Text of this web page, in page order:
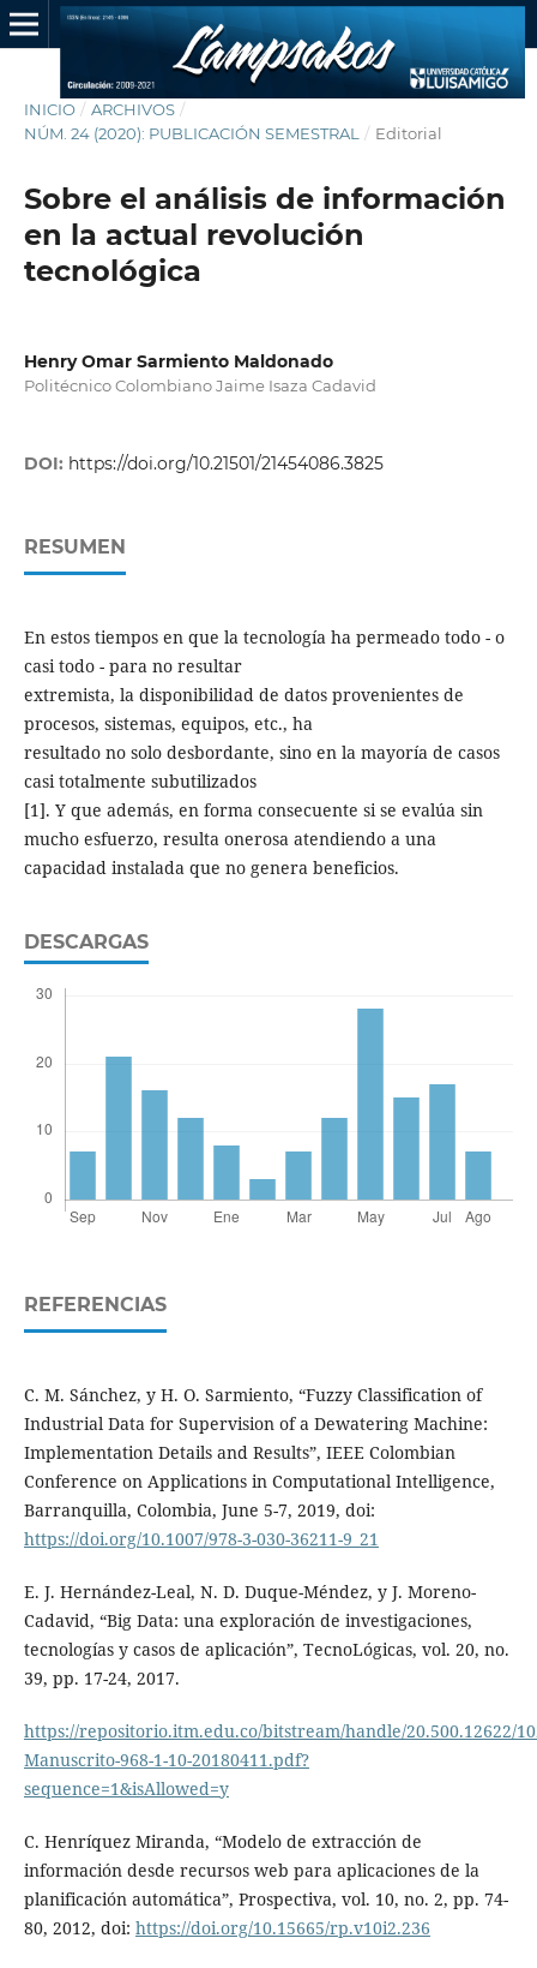
INICIO / ARCHIVOS /
NÚM. 24 (2020): PUBLICACIÓN SEMESTRAL
/ Editorial
Sobre el análisis de información
en la actual revolución
tecnológica
Henry Omar Sarmiento Maldonado
Politécnico Colombiano Jaime Isaza Cadavid
DOI: https://doi.org/10.21501/21454086.3825
RESUMEN
En estos tiempos en que la tecnología ha permeado todo - o
casi todo - para no resultar
extremista, la disponibilidad de datos provenientes de
procesos, sistemas, equipos, etc., ha
resultado no solo desbordante, sino en la mayoría de casos
casi totalmente subutilizados
[1]. Y que además, en forma consecuente si se evalúa sin
mucho esfuerzo, resulta onerosa atendiendo a una
capacidad instalada que no genera beneficios.
DESCARGAS
REFERENCIAS
C. M. Sánchez, y H. O. Sarmiento, “Fuzzy Classification of
Industrial Data for Supervision of a Dewatering Machine:
Implementation Details and Results”, IEEE Colombian
Conference on Applications in Computational Intelligence,
Barranquilla, Colombia, June 5-7, 2019, doi:
https://doi.org/10.1007/978-3-030-36211-9_21
E. J. Hernández-Leal, N. D. Duque-Méndez, y J. Moreno-
Cadavid, “Big Data: una exploración de investigaciones,
tecnologías y casos de aplicación”, TecnoLógicas, vol. 20, no.
39, pp. 17-24, 2017.
https://repositorio.itm.edu.co/bitstream/handle/20.500.12622/
Manuscrito-968-1-10-20180411.pdf?
sequence=1&isAllowed=y
C. Henríquez Miranda, “Modelo de extracción de
información desde recursos web para aplicaciones de la
planificación automática”, Prospectiva, vol. 10, no. 2, pp. 74-
80, 2012, doi: https://doi.org/10.15665/rp.v10i2.236